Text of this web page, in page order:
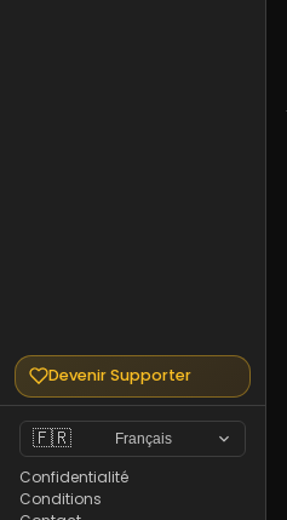
Devenir Supporter
🇫🇷 Français
Confidentialité
Conditions